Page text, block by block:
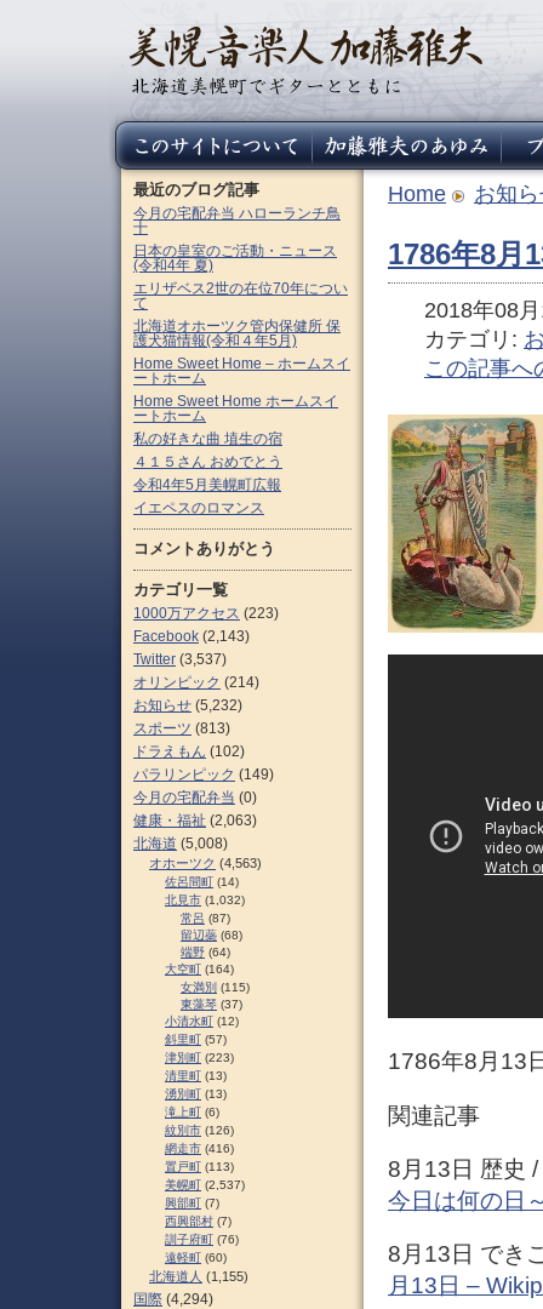
Home お知
1786年8月
2018年08
カテゴリ:
この記事へ
1786年8月13
関連記事
8月13日 歴史
今日は何の日
8月13日 でき
月13日 –
最近のブログ記事
今月の宅配弁当 ハローランチ鳥
十
日本の皇室のご活動・ニュース
(令和4年 夏)
エリザベス2世の在位70年につい
て
北海道オホーツク管内保健所 保
護犬猫情報(令和４年5月)
Home Sweet Home – ホームスイ
ートホーム
Home Sweet Home ホームスイ
ートホーム
私の好きな曲 埴生の宿
４１５さん おめでとう
令和4年5月美幌町広報
イエペスのロマンス
コメントありがとう
カテゴリ一覧
1000万アクセス (223)
Facebook (2,143)
Twitter (3,537)
オリンピック (214)
お知らせ (5,232)
スポーツ (813)
ドラえもん (102)
パラリンピック (149)
今月の宅配弁当 (0)
健康・福祉 (2,063)
北海道 (5,008)
オホーツク (4,563)
佐呂間町 (14)
北見市 (1,032)
常呂 (87)
留辺蘂 (68)
端野 (64)
大空町 (164)
女満別 (115)
東藻琴 (37)
小清水町 (12)
斜里町 (57)
津別町 (223)
清里町 (13)
湧別町 (13)
滝上町 (6)
紋別市 (126)
網走市 (416)
置戸町 (113)
美幌町 (2,537)
興部町 (7)
西興部村 (7)
訓子府町 (76)
遠軽町 (60)
北海道人 (1,155)
国際 (4,294)